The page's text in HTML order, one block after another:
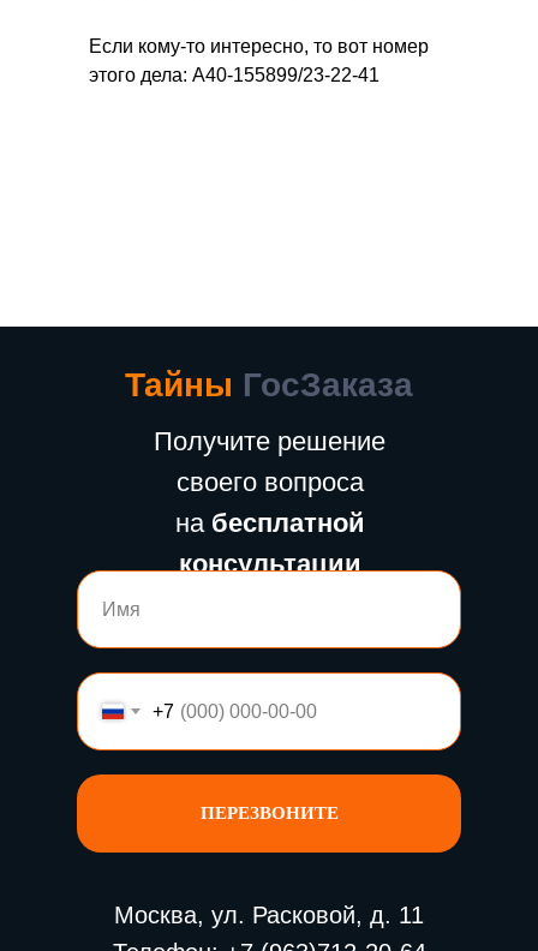
Если кому-то интересно, то вот номер
этого дела: А40-155899/23-22-41
Тайны ГосЗаказа
Получите решение
своего вопроса
набесплатной
консультации
Москва, ул. Расковой, д. 11
+7
ПЕРЕЗВОНИТЕ